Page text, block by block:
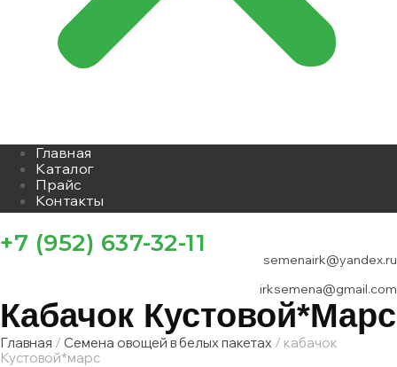
Главная
Каталог
Прайс
Контакты
+7 (952) 637-32-11
semenairk@yandex.ru
irksemena@gmail.com
Кабачок Кустовой*марс
Главная / Семена овощей в белых пакетах / кабачок
Кустовой*марс